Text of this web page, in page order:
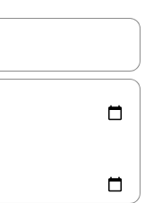
mit den